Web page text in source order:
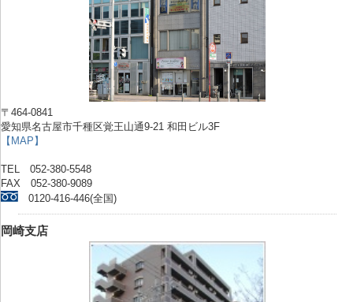
〒464-0841
愛知県名古屋市千種区覚王山通9-21 和田ビル3F
【MAP】
TEL 052-380-5548
FAX 052-380-9089
0120-416-446(全国)
岡崎支店